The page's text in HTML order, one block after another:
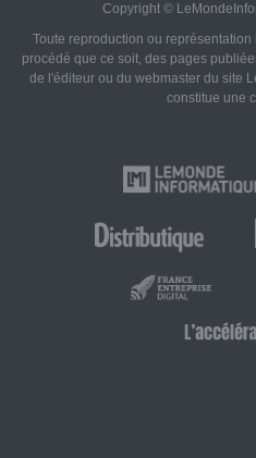
Copyright ©
Toute reproduction ou
procédé que ce soit, des pages
de l'éditeur ou du webmaster du site
constitue une